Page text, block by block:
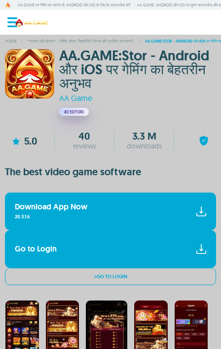
AA.GAME पर गेमिंग का आनंद लें: ANDROID और IOS के लिए ऐप डाउनलोड करें AA GAME: ANDROID और IOS पर मुफ्त डाउनलोड और
HOME / **प्रचार और बोनस** - विशेष ऑफर, सिक्योरिटी बोनस और टूर्नामेंट जानकारी। / AA.GAME:STOR - ANDROID और IOS पर गेमिंग
AA.GAME:Stor - Android
और iOS पर गेमिंग का बेहतरीन
अनुभव
AA Game
#2 EDITORS
5.0 40
reviews
3.3 M
downloads
The best video game software
Download App Now
20.3.1.6
Go to Login
>GO TO LOGIN